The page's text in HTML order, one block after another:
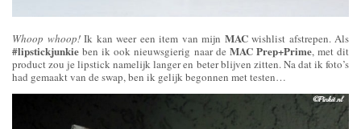
Whoop whoop!Ik kan weer een item van mijn MACwishlist afstrepen. Als
#lipstickjunkie ben ik ook nieuwsgierig naar de MAC Prep+Prime, met dit
product zou je lipstick namelijk langer en beter blijven zitten. Na dat ik foto’s
had gemaakt van de swap, ben ik gelijk begonnen met testen…